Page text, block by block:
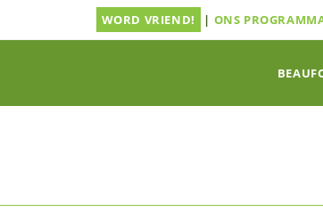
WORD VRIEND! | ONS